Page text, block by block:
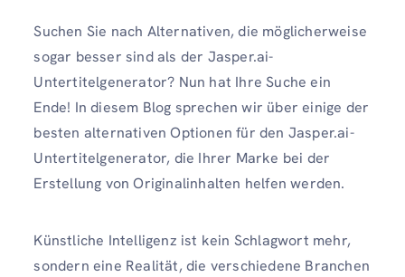
Suchen Sie nach Alternativen, die möglicherweise
sogar besser sind als der Jasper.ai-
Untertitelgenerator? Nun hat Ihre Suche ein
Ende! In diesem Blog sprechen wir über einige der
besten alternativen Optionen für den Jasper.ai-
Untertitelgenerator, die Ihrer Marke bei der
Erstellung von Originalinhalten helfen werden.
Künstliche Intelligenz ist kein Schlagwort mehr,
sondern eine Realität, die verschiedene Branchen